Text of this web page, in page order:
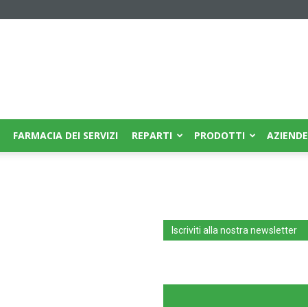
FARMACIA DEI SERVIZI REPARTI PRODOTTI AZIENDE
Iscriviti alla nostra newsletter